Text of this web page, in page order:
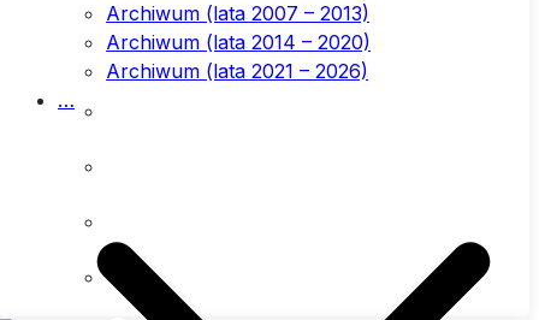
Moduły reklamowe
Archiwum (lata 2007 – 2013)
Archiwum (lata 2014 – 2020)
Archiwum (lata 2021 – 2026)
…